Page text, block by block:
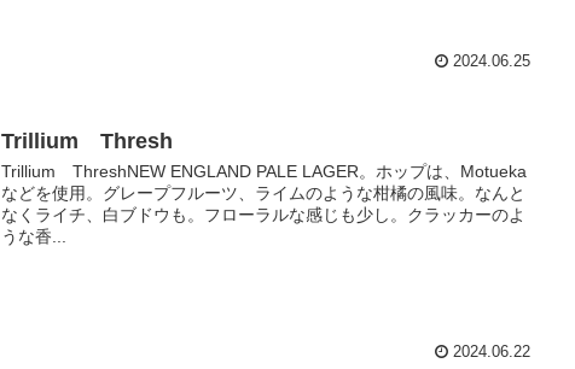
2024.06.25
Trillium Thresh
Trillium ThreshNEW ENGLAND PALE LAGER。ホップは、Motueka
などを使用。グレープフルーツ、ライムのような柑橘の風味。なんと
なくライチ、白ブドウも。フローラルな感じも少し。クラッカーのよ
うな香...
2024.06.22